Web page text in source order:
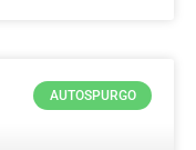
AUTOSPURGO